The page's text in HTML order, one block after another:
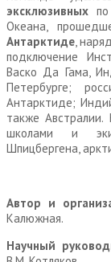
эксклюзивных
Океана,
Антарктиде,
подключение
Васко Да Гама,
Петербурге;
Антарктиде;
также Австралии.
школами и
Шпицбергена,
Автор и
Калюжная.
Научный